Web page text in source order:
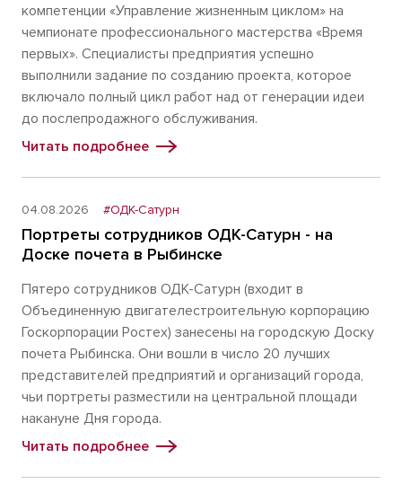
компетенции «Управление жизненным циклом» на
чемпионате профессионального мастерства «Время
первых». Специалисты предприятия успешно
выполнили задание по созданию проекта, которое
включало полный цикл работ над от генерации идеи
до послепродажного обслуживания.
Читать подробнее
04.08.2026 #ОДК-Сатурн
Портреты сотрудников ОДК-Сатурн - на
Доске почета в Рыбинске
Пятеро сотрудников ОДК-Сатурн (входит в
Объединенную двигателестроительную корпорацию
Госкорпорации Ростех) занесены на городскую Доску
почета Рыбинска. Они вошли в число 20 лучших
представителей предприятий и организаций города,
чьи портреты разместили на центральной площади
накануне Дня города.
Читать подробнее